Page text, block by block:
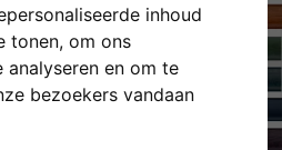
inhoud
tonen, om ons
en om te
bezoekers vandaan